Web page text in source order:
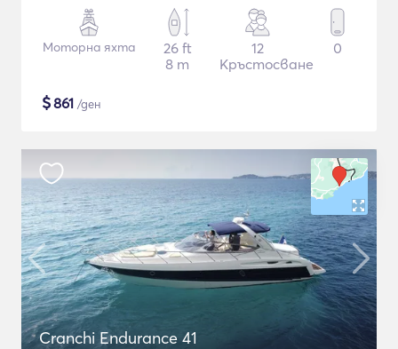
Моторна яхта
26 ft
8 m
12
Кръстосване
0
$861 /ден
Cranchi Endurance 41